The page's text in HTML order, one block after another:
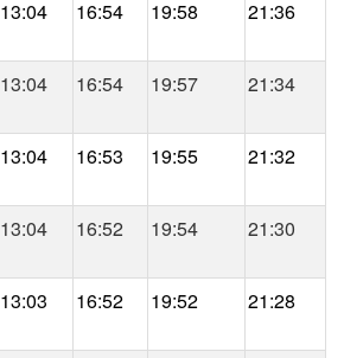
13:04 16:54 19:58 21:36
13:04 16:54 19:57 21:34
13:04 16:53 19:55 21:32
13:04 16:52 19:54 21:30
13:03 16:52 19:52 21:28